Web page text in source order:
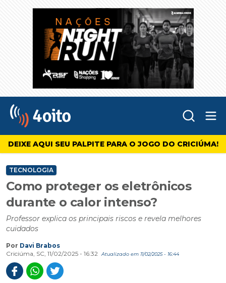
4oito
DEIXE AQUI SEU PALPITE PARA O JOGO DO CRICIÚMA!
TECNOLOGIA
Como proteger os eletrônicos
durante o calor intenso?
Professor explica os principais riscos e revela melhores
cuidados
Por Davi Brabos
Criciúma, SC, 11/02/2025 - 16:32
Atualizado em 11/02/2025 - 16:44